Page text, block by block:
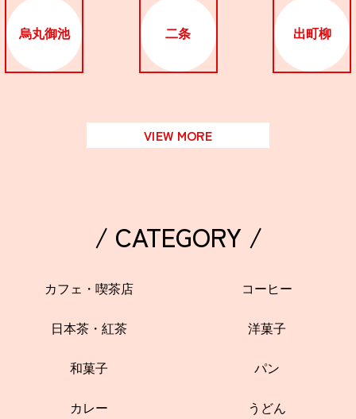
烏丸御池 二条 出町柳
VIEW MORE
/ CATEGORY /
カフェ・喫茶店 コーヒー
日本茶・紅茶 洋菓子
和菓子 パン
カレー うどん